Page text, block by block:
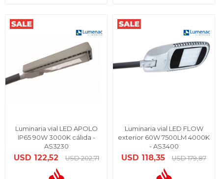
Luminaria vial LED APOLO
IP65 90W 3000K cálida -
AS3230
USD 122,52 USD 202,71
Luminaria vial LED FLOW
exterior 60W 7500LM 4000K
- AS3400
USD 118,35 USD 179,87